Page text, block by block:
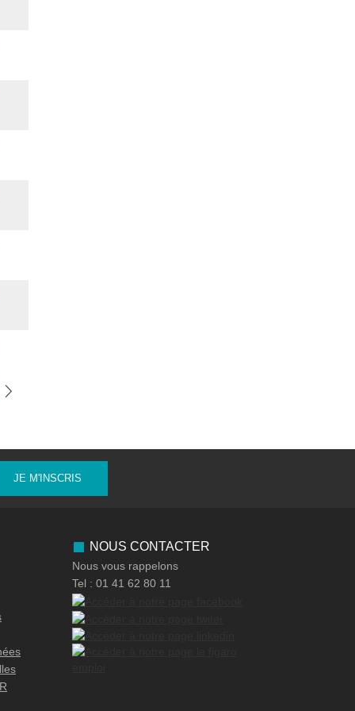
JE M'INSCRIS
NOUS CONTACTER
Nous vous rappelons
Tel : 01 41 62 80 11